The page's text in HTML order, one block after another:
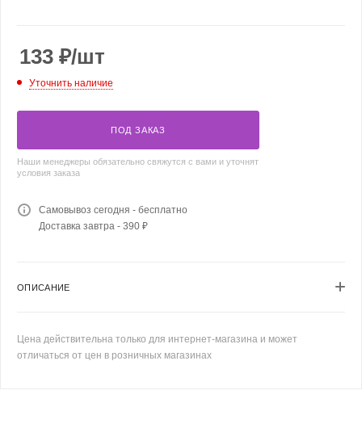
133 ₽/шт
Уточнить наличие
ПОД ЗАКАЗ
Наши менеджеры обязательно свяжутся с вами и уточнят
условия заказа
Самовывоз сегодня - бесплатно
Доставка завтра - 390 ₽
ОПИСАНИЕ
Цена действительна только для интернет-магазина и может
отличаться от цен в розничных магазинах